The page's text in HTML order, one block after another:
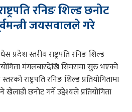
रनिङ शिल्ड छनोट
जयसवालले गरे
प्रदेश स्तरीय राष्ट्रपति रनिङ शिल्ड
मंगलबारदेखि सिमरामा सुरु भएको
स्तरको राष्ट्रपति रनिङ शिल्ड प्रतियोगितामा
खेलाडी छनोट गर्ने उद्देश्यले प्रतियोगिता